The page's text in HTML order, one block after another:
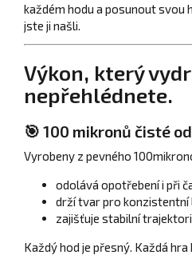
každém hodu a posunout svou
jste ji našli.
Výkon, který
nepřehlédnete.
🎯 100 mikronů čisté
Vyrobeny z pevného
odolává opotřebení i při
drží tvar pro konzistentní
zajišťuje stabilní
Každý hod je přesný. Každá